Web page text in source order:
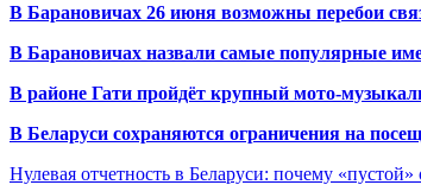
В Барановичах 26 июня возможны перебои
В Барановичах назвали самые популярные
В районе Гати пройдёт крупный мото-
В Беларуси сохраняются ограничения на
Нулевая отчетность в Беларуси: почему